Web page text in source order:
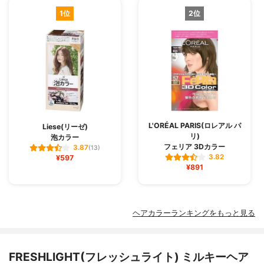
1位
Liese(リーゼ)
泡カラー
3.87(13)
¥597
2位
L'ORÉAL PARIS(ロレアル パ
リ)
フェリア 3Dカラー
3.82
¥891
ヘアカラーランキングをもっと見る
FRESHLIGHT(フレッシュライト) ミルキーヘア